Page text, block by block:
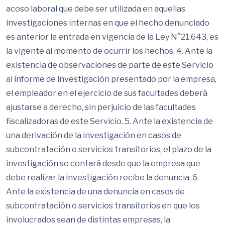
acoso laboral que debe ser utilizada en aquellas
investigaciones internas en que el hecho denunciado
es anterior la entrada en vigencia de la Ley N°21.643, es
la vigente al momento de ocurrir los hechos. 4. Ante la
existencia de observaciones de parte de este Servicio
al informe de investigación presentado por la empresa,
el empleador en el ejercicio de sus facultades deberá
ajustarse a derecho, sin perjuicio de las facultades
fiscalizadoras de este Servicio. 5. Ante la existencia de
una derivación de la investigación en casos de
subcontratación o servicios transitorios, el plazo de la
investigación se contará desde que la empresa que
debe realizar la investigación recibe la denuncia. 6.
Ante la existencia de una denuncia en casos de
subcontratación o servicios transitorios en que los
involucrados sean de distintas empresas, la